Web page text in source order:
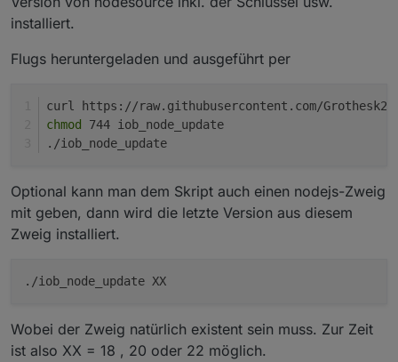
installiert.
Flugs heruntergeladen und ausgeführt per
curl https://raw.githubusercontent.com/
chmod
744 iob_node_update
./iob_node_update
Optional kann man dem Skript auch einen nodejs-Zweig
mit geben, dann wird die letzte Version aus diesem
Zweig installiert.
./iob_node_update XX
Wobei der Zweig natürlich existent sein muss. Zur Zeit
ist also XX = 18 , 20 oder 22 möglich.